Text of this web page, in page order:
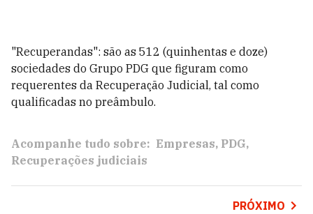
"Recuperandas": são as 512 (quinhentas e doze)
sociedades do Grupo PDG que figuram como
requerentes da Recuperação Judicial, tal como
qualificadas no preâmbulo.
Acompanhe tudo sobre: Empresas PDG
Recuperações judiciais
PRÓXIMO